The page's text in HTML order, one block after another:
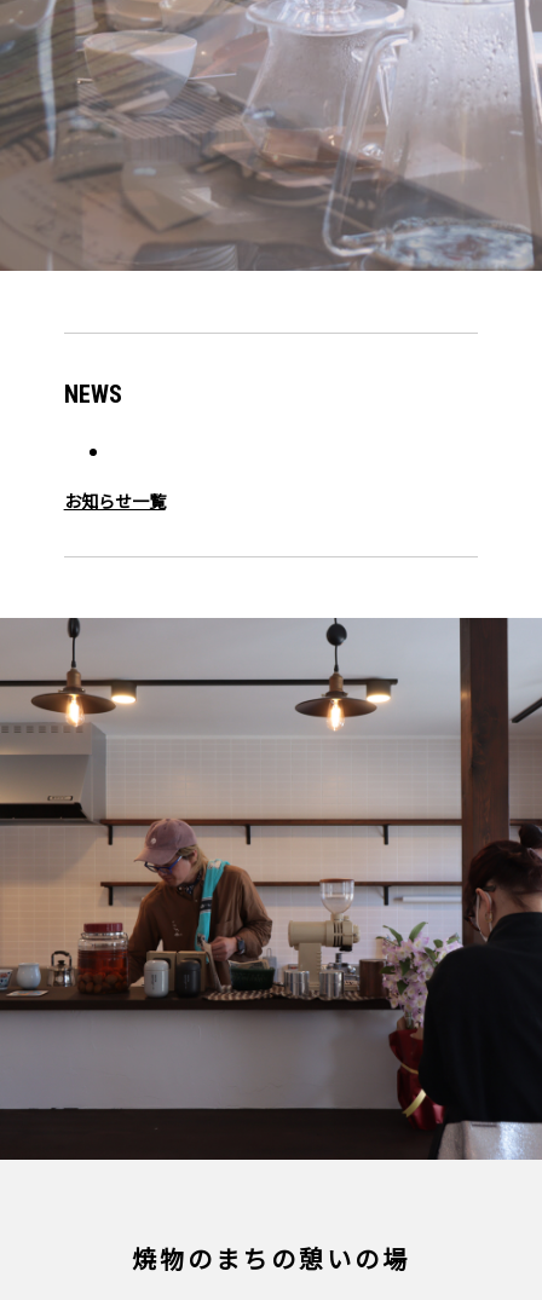
NEWS
お知らせ一覧
焼物のまちの憩いの場